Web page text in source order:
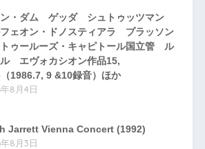
ン・ダム ゲッダ シュトゥッツマン
ェオン・ドノスティアラ プラッソン
ゥールーズ・キャピトール国立管 ル
エヴォカシオン作品15,
1986.7, 9 &10録音）ほか
8月4日
Jarrett Vienna Concert (1992)
8月3日